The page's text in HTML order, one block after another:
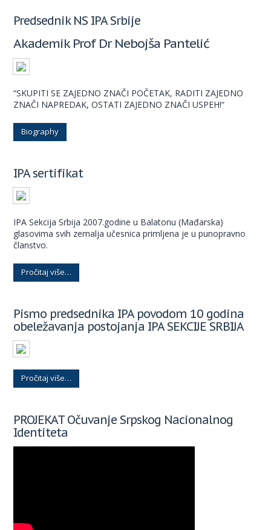
Predsednik NS IPA Srbije
Akademik Prof Dr Nebojša Pantelić
“SKUPITI SE ZAJEDNO ZNAČI POČETAK, RADITI ZAJEDNO
ZNAČI NAPREDAK, OSTATI ZAJEDNO ZNAČI USPEH!“
Biography
IPA sertifikat
IPA Sekcija Srbija 2007.godine u Balatonu (Mađarska)
glasovima svih zemalja učesnica primljena je u punopravno
članstvo.
Pročitaj više…
Pismo predsednika IPA povodom 10 godina
obeležavanja postojanja IPA SEKCIJE SRBIJA
Pročitaj više…
PROJEKAT Očuvanje Srpskog Nacionalnog
Identiteta